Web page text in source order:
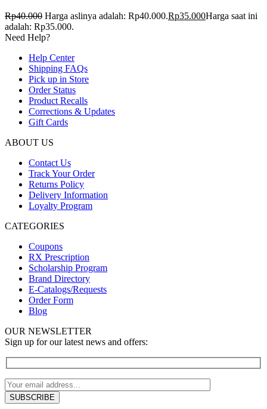
Rp40.000 Harga aslinya adalah: Rp40.000.Rp35.000Harga saat ini
adalah: Rp35.000.
Need Help?
Help Center
Shipping FAQs
Pick up in Store
Order Status
Product Recalls
Corrections & Updates
Gift Cards
ABOUT US
Contact Us
Track Your Order
Returns Policy
Delivery Information
Loyalty Program
CATEGORIES
Coupons
RX Prescription
Scholarship Program
Brand Directory
E-Catalogs/Requests
Order Form
Blog
OUR NEWSLETTER
Sign up for our latest news and offers: